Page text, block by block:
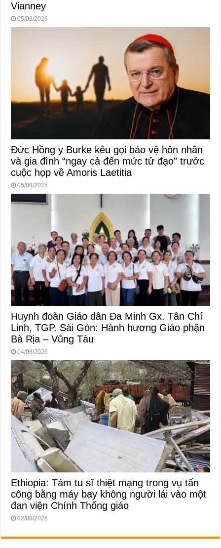
Vianney
05/08/2026
Đức Hồng y Burke kêu gọi bảo vệ hôn nhân
và gia đình “ngay cả đến mức tử đạo” trước
cuộc họp về Amoris Laetitia
05/08/2026
Huynh đoàn Giáo dân Đa Minh Gx. Tân Chí
Linh, TGP. Sài Gòn: Hành hương Giáo phận
Bà Rịa – Vũng Tàu
04/08/2026
Ethiopia: Tám tu sĩ thiệt mạng trong vụ tấn
công bằng máy bay không người lái vào một
đan viện Chính Thống giáo
02/08/2026